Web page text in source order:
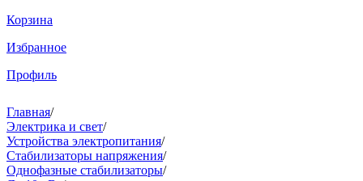
Корзина
Избранное
Профиль
Главная/
Электрика и свет/
Устройства электропитания/
Стабилизаторы напряжения/
Однофазные стабилизаторы/